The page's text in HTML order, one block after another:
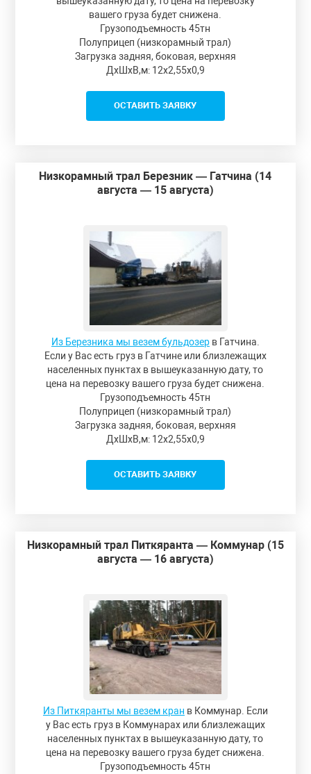
вашего груза будет снижена.
Грузоподъемность 45тн
Полуприцеп (низкорамный трал)
Загрузка задняя, боковая, верхняя
ДxШxВ,м: 12x2,55x0,9
ОСТАВИТЬ ЗАЯВКУ
Низкорамный трал Березник — Гатчина (14
августа — 15 августа)
Из Березника мы везем бульдозерв Гатчина.
Если у Вас есть груз в Гатчине или близлежащих
населенных пунктах в вышеуказанную дату, то
цена на перевозку вашего груза будет снижена.
Грузоподъемность 45тн
Полуприцеп (низкорамный трал)
Загрузка задняя, боковая, верхняя
ДxШxВ,м: 12x2,55x0,9
ОСТАВИТЬ ЗАЯВКУ
Низкорамный трал Питкяранта — Коммунар (15
августа — 16 августа)
Из Питкяранты мы везем кран в Коммунар. Если
у Вас есть груз в Коммунарах или близлежащих
населенных пунктах в вышеуказанную дату, то
цена на перевозку вашего груза будет снижена.
Грузоподъемность 45тн